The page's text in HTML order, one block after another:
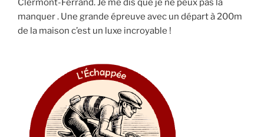
Clermont-Ferrand. Je me dis que je ne peux pas la
manquer . Une grande épreuve avec un départ à 200m
de la maison c’est un luxe incroyable !